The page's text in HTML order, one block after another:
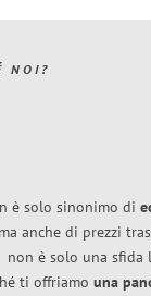
NOI?
è solo sinonimo di
anche di prezzi
non è solo una sfida
ti offriamo una